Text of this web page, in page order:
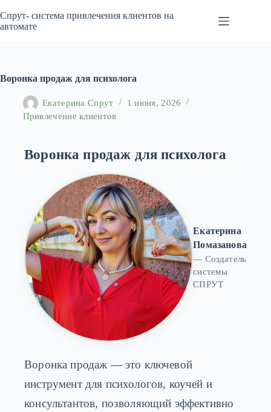
к
сути
Спрут- система привлечения клиентов на
автомате
Воронка продаж для психолога
Екатерина Спрут
1 июня, 2026
Привлечение клиентов
Воронка продаж для психолога
Екатерина
Помазанова
— Создатель
системы
СПРУТ
Воронка продаж — это ключевой
инструмент для психологов, коучей и
консультантов, позволяющий эффективно